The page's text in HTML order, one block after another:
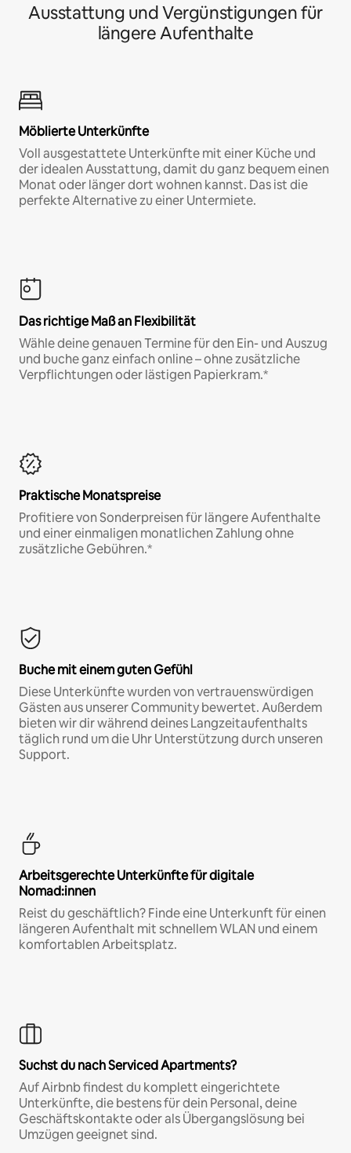
Ausstattung und Vergünstigungen für
längere Aufenthalte
Möblierte Unterkünfte
Voll ausgestattete Unterkünfte mit einer Küche und
der idealen Ausstattung, damit du ganz bequem einen
Monat oder länger dort wohnen kannst. Das ist die
perfekte Alternative zu einer Untermiete.
Das richtige Maß an Flexibilität
Wähle deine genauen Termine für den Ein- und Auszug
und buche ganz einfach online – ohne zusätzliche
Verpflichtungen oder lästigen Papierkram.*
Praktische Monatspreise
Profitiere von Sonderpreisen für längere Aufenthalte
und einer einmaligen monatlichen Zahlung ohne
zusätzliche Gebühren.*
Buche mit einem guten Gefühl
Diese Unterkünfte wurden von vertrauenswürdigen
Gästen aus unserer Community bewertet. Außerdem
bieten wir dir während deines Langzeitaufenthalts
täglich rund um die Uhr Unterstützung durch unseren
Support.
Arbeitsgerechte Unterkünfte für digitale
Nomad:innen
Reist du geschäftlich? Finde eine Unterkunft für einen
längeren Aufenthalt mit schnellem WLAN und einem
komfortablen Arbeitsplatz.
Suchst du nach Serviced Apartments?
Auf Airbnb findest du komplett eingerichtete
Unterkünfte, die bestens für dein Personal, deine
Geschäftskontakte oder als Übergangslösung bei
Umzügen geeignet sind.